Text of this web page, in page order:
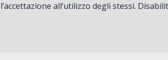
l’accettazione all’utilizzo degli stessi.